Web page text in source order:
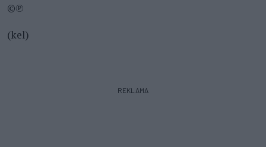
©℗
(kel)
REKLAMA